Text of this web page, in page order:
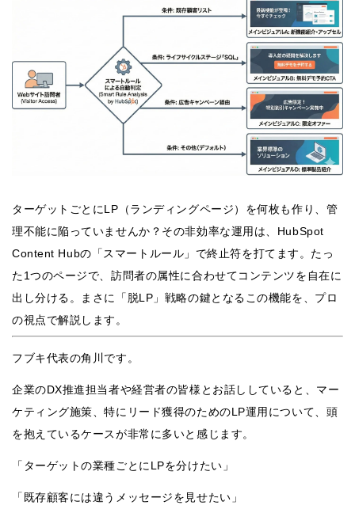
ターゲットごとにLP（ランディングページ）を何枚も作り、管
理不能に陥っていませんか？その非効率な運用は、HubSpot
Content Hubの「スマートルール」で終止符を打てます。たっ
た1つのページで、訪問者の属性に合わせてコンテンツを自在に
出し分ける。まさに「脱LP」戦略の鍵となるこの機能を、プロ
の視点で解説します。
フブキ代表の角川です。
企業のDX推進担当者や経営者の皆様とお話ししていると、マー
ケティング施策、特にリード獲得のためのLP運用について、頭
を抱えているケースが非常に多いと感じます。
「ターゲットの業種ごとにLPを分けたい」
「既存顧客には違うメッセージを見せたい」